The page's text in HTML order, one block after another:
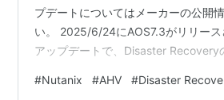
プデートについてはメーカーの公開
い。 2025/6/24にAOS7.3がリリー
アップデートで、Disaster Recovery
てみます。 目次 目次 1.今回の環境 2.
#Nutanix #AHV #Disaster